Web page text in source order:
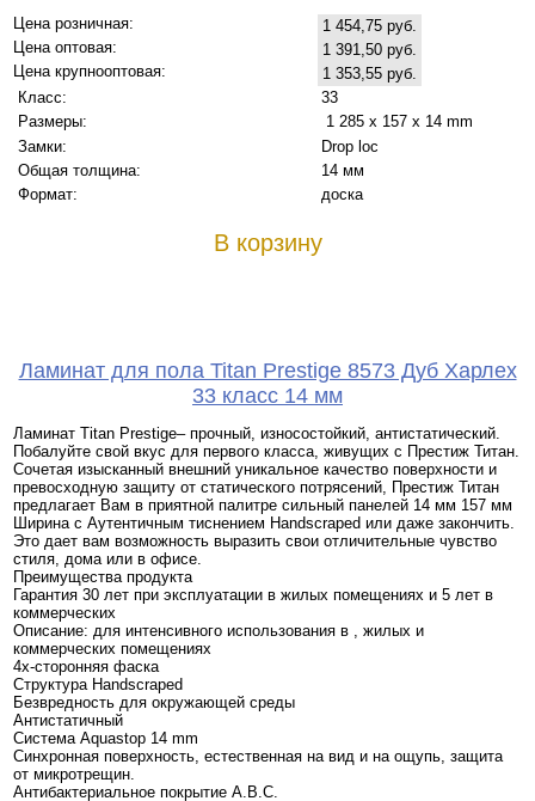
Цена розничная:
1 454,75 руб.
Цена оптовая:
1 391,50 руб.
Цена крупнооптовая:
1 353,55 руб.
Класс:
33
Размеры:
1 285 x 157 x 14 mm
Замки:
Drop loc
Общая толщина:
14 мм
Формат:
доска
В корзину
Ламинат для пола Titan Prestige 8573 Дуб Харлех
33 класс 14 мм
Ламинат Titan Prestige– прочный, износостойкий, антистатический.
Побалуйте свой вкус для первого класса, живущих с Престиж Титан.
Сочетая изысканный внешний уникальное качество поверхности и
превосходную защиту от статического потрясений, Престиж Титан
предлагает Вам в приятной палитре сильный панелей 14 мм 157 мм
Ширина с Аутентичным тиснением Handscraped или даже закончить.
Это дает вам возможность выразить свои отличительные чувство
стиля, дома или в офисе.
Преимущества продукта
Гарантия 30 лет при эксплуатации в жилых помещениях и 5 лет в
коммерческих
Описание: для интенсивного использования в , жилых и
коммерческих помещениях
4х-сторонняя фаска
Структура Handscraped
Безвредность для окружающей среды
Антистатичный
Система Aquastop 14 mm
Синхронная поверхность, естественная на вид и на ощупь, защита
от микротрещин.
Антибактериальное покрытие A.B.C.